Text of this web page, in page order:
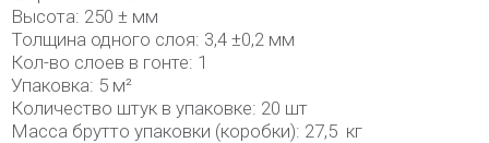
Высота: 250 ± мм
Толщина одного слоя: 3,4 ±0,2 мм
Кол-во слоев в гонте: 1
Упаковка: 5 м²
Количество штук в упаковке: 20 шт
Масса брутто упаковки (коробки): 27,5 кг